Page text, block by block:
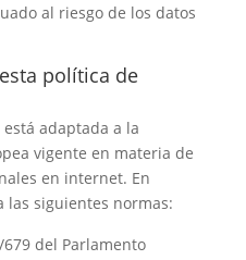
al riesgo de los datos
política de
adaptada a la
vigente en materia de
en internet. En
las siguientes normas:
679 del Parlamento